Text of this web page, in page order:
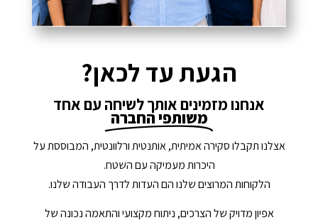
הגעת עד לכאן?
אנחנו מזמינים אותך לשיחה עם אחד
משותפי החברה
אצלנו תקבלו סקירה אמיתית, אותנטית ורלוונטית, המבוססת על
היכרות מעמיקה עם השטח.
הלקוחות המרוצים שלנו הם העדות לדרך העבודה שלנו.
אפיון מדויק של הצרכים, ניתוח מקצועי והתאמה נכונה של